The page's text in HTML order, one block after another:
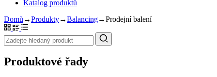
Katalog produktů
Domů →Produkty→Balancing→Prodejní balení
Produktové řady